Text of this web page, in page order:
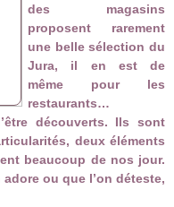
des magasins
proposent rarement
une belle sélection du
Jura, il en est de
même pour les
restaurants…
découverts. Ils sont
deux éléments
beaucoup de nos jour.
ou que l’on déteste,